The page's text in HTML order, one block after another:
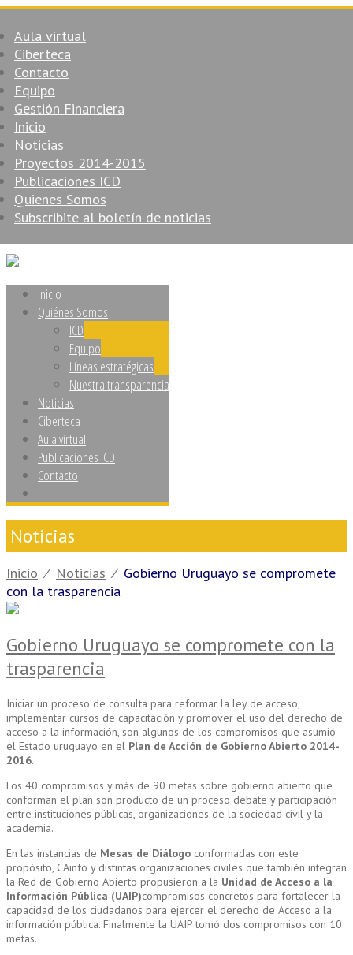
Aula virtual
Ciberteca
Contacto
Equipo
Gestión Financiera
Inicio
Noticias
Proyectos 2014-2015
Publicaciones ICD
Quienes Somos
Subscribite al boletín de noticias
Inicio
Quiénes Somos
ICD
Equipo
Líneas estratégicas
Nuestra transparencia
Noticias
Ciberteca
Aula virtual
Publicaciones ICD
Contacto
Noticias
Inicio ⁄ Noticias ⁄ Gobierno Uruguayo se compromete
con la trasparencia
Gobierno Uruguayo se compromete con la
trasparencia
Iniciar un proceso de consulta para reformar la ley de acceso,
implementar cursos de capacitación y promover el uso del derecho de
acceso a la información, son algunos de los compromisos que asumió
el Estado uruguayo en el Plan de Acción de Gobierno Abierto 2014-
2016.
Los 40 compromisos y más de 90 metas sobre gobierno abierto que
conforman el plan son producto de un proceso debate y participación
entre instituciones públicas, organizaciones de la sociedad civil y la
academia.
En las instancias de Mesas de Diálogo conformadas con este
propósito, CAinfo y distintas organizaciones civiles que también integran
la Red de Gobierno Abierto propusieron a la Unidad de Acceso a la
Información Pública (UAIP)compromisos concretos para fortalecer la
capacidad de los ciudadanos para ejercer el derecho de Acceso a la
información pública. Finalmente la UAIP tomó dos compromisos con 10
metas.